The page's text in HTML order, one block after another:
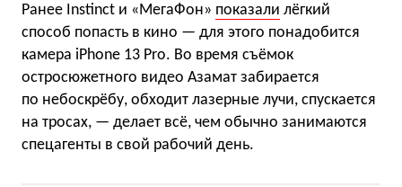
Ранее Instinct и «МегаФон» показали лёгкий
способ попасть в кино — для этого понадобится
камера iPhone 13 Pro. Во время съёмок
остросюжетного видео Азамат забирается
по небоскрёбу, обходит лазерные лучи, спускается
на тросах, — делает всё, чем обычно занимаются
спецагенты в свой рабочий день.